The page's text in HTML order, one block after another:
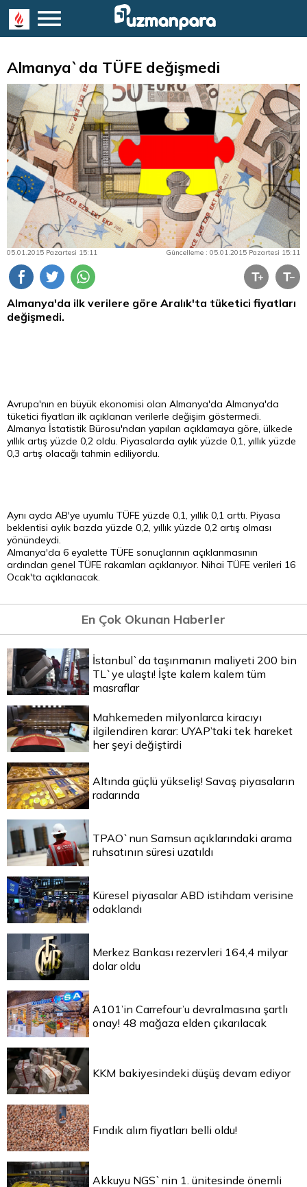
Almanya`da TÜFE değişmedi
05.01.2015 Pazartesi 15:11 Güncelleme : 05.01.2015 Pazartesi 15:11
Almanya'da ilk verilere göre Aralık'ta tüketici fiyatları
değişmedi.
Avrupa'nın en büyük ekonomisi olan Almanya'da Almanya'da
tüketici fiyatları ilk açıklanan verilerle değişim göstermedi.
Almanya İstatistik Bürosu'ndan yapılan açıklamaya göre, ülkede
yıllık artış yüzde 0,2 oldu. Piyasalarda aylık yüzde 0,1, yıllık yüzde
0,3 artış olacağı tahmin ediliyordu.
Aynı ayda AB'ye uyumlu TÜFE yüzde 0,1, yıllık 0,1 arttı. Piyasa
beklentisi aylık bazda yüzde 0,2, yıllık yüzde 0,2 artış olması
yönündeydi.
Almanya'da 6 eyalette TÜFE sonuçlarının açıklanmasının
ardından genel TÜFE rakamları açıklanıyor. Nihai TÜFE verileri 16
Ocak'ta açıklanacak.
En Çok Okunan Haberler
İstanbul`da taşınmanın maliyeti 200 bin
TL`ye ulaştı! İşte kalem kalem tüm
masraflar
Mahkemeden milyonlarca kiracıyı
ilgilendiren karar: UYAP’taki tek hareket
her şeyi değiştirdi
Altında güçlü yükseliş! Savaş piyasaların
radarında
TPAO`nun Samsun açıklarındaki arama
ruhsatının süresi uzatıldı
Küresel piyasalar ABD istihdam verisine
odaklandı
Merkez Bankası rezervleri 164,4 milyar
dolar oldu
A101’in Carrefour’u devralmasına şartlı
onay! 48 mağaza elden çıkarılacak
KKM bakiyesindeki düşüş devam ediyor
Fındık alım fiyatları belli oldu!
Akkuyu NGS`nin 1. ünitesinde önemli